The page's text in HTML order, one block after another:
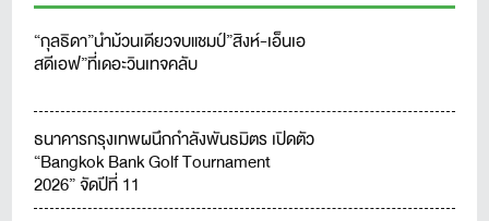
“กุลธิดา”นำม้วนเดียวจบแชมป์”สิงห์-เอ็นเอ
สดีเอฟ”ที่เดอะวินเทจคลับ
ธนาคารกรุงเทพผนึกกำลังพันธมิตร เปิดตัว
“Bangkok Bank Golf Tournament
2026” จัดปีที่ 11